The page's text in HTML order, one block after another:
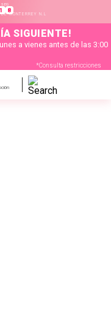
SEG
1 8
MONTERREY N.L
SIGUIENTE!
a vienes antes de las 3:00
*Consulta restricciones